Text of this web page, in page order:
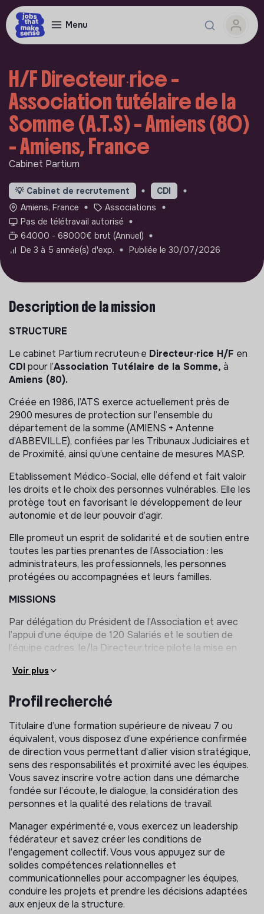
Menu
H/F Directeur∙rice –
Association tutélaire de la
Somme (A.T.S) – Amiens (80)
- Amiens, France
Cabinet Partium
💡 Cabinet de recrutement
CDI
Amiens, France
Associations
Pas de télétravail autorisé
64000 - 68000€ brut (Annuel)
De 3 à 5 année(s) d'exp.
Publiée le 30/07/2026
Description de la mission
STRUCTURE
Le cabinet Partium recruteun·e Directeur∙rice H/F en
CDIpour l’Association Tutélaire de la Somme, à
Amiens (80).
Créée en 1986, l’ATS exerce actuellement près de
2900 mesures de protection sur l’ensemble du
département de la somme (AMIENS + Antenne
d’ABBEVILLE), confiées par les Tribunaux Judiciaires et
de Proximité, ainsi qu’une centaine de mesures MASP.
Etablissement Médico-Social, elle défend et fait valoir
les droits et le choix des personnes vulnérables. Elle les
protège tout en favorisant le développement de leur
autonomie et de leur pouvoir d’agir.
Elle promeut un esprit de solidarité et de soutien entre
toutes les parties prenantes de l’Association : les
administrateurs, les professionnels, les personnes
protégées ou accompagnées et leurs familles.
MISSIONS
Par délégation du Président de l’Association et avec
l’appui d’une équipe de 120 Salariés et le soutien de
l’équipe cadres, le/la Directeur.trice pilote la mise en
respect des orientations associatives posées par le
administratif.
Vous êtes force de proposition aux réflexions sur les
orientations stratégiques et le développement de
l’Association ;
Vous veillez à la déclinaison du projet associatif, en
tenant compte des politiques sociales et judiciaires ;
Vous pilotez la mise en œuvre du projet de service
en lien avec l’équipe CADRES ;
Vous contribuez à l’animation et au développement
des ressources et des compétences des équipes ;
Vous conduisez la politique budgétaire et financière
de l’association ;
Vous êtes garant-e de l’exercice des mandats
tutélaires, des MASP et du fonctionnement du
service, dans le respect du cadre légal.
Voir plus
Profil recherché
Titulaire d’une formation supérieure de niveau 7 ou
équivalent, vous disposez d’une expérience confirmée
de direction vous permettant d’allier vision stratégique,
sens des responsabilités et proximité avec les équipes.
Vous savez inscrire votre action dans une démarche
fondée sur l’écoute, le dialogue, la considération des
personnes et la qualité des relations de travail.
Manager expérimenté·e, vous exercez un leadership
fédérateur et savez créer les conditions de
l’engagement collectif. Vous vous appuyez sur de
solides compétences relationnelles et
communicationnelles pour accompagner les équipes,
conduire les projets et prendre les décisions adaptées
aux enjeux de la structure.